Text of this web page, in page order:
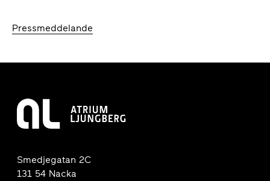
Pressmeddelande
Smedjegatan 2C
131 54 Nacka